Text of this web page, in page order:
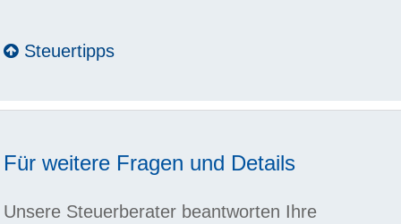
Steuertipps
Für weitere Fragen und Details
Unsere Steuerberater beantworten Ihre